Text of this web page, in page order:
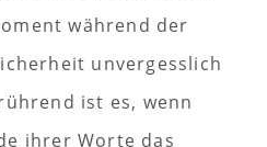
während der
unvergesslich
ist es, wenn
ihrer Worte das